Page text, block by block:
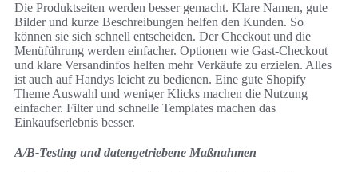
Die Produktseiten werden besser gemacht. Klare Namen, gute
Bilder und kurze Beschreibungen helfen den Kunden. So
können sie sich schnell entscheiden. Der Checkout und die
Menüführung werden einfacher. Optionen wie Gast-Checkout
und klare Versandinfos helfen mehr Verkäufe zu erzielen. Alles
ist auch auf Handys leicht zu bedienen. Eine gute Shopify
Theme Auswahl und weniger Klicks machen die Nutzung
einfacher. Filter und schnelle Templates machen das
Einkaufserlebnis besser.
A/B-Testing und datengetriebene Maßnahmen